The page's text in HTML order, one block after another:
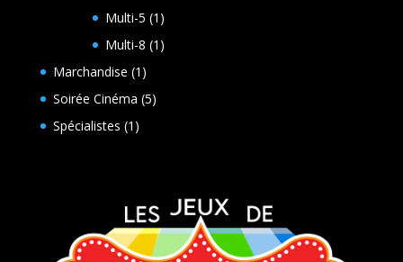
produits
Multi-5 1 1
produit
Multi-8 1 1
Marchandise 1 1
produit
Soirée Cinéma 55
Spécialistes 1 1